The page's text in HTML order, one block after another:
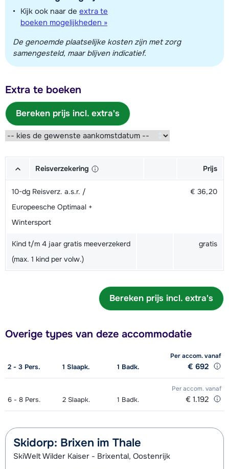
Kijk ook naar de extra te
boeken mogelijkheden »
De genoemde plaatselijke kosten zijn met zorg
samengesteld, maar blijven indicatief.
Extra te boeken
Bereken prijs incl. extra's
Reisverzekering Prijs
10-dg Reisverz. a.s.r. /
Europeesche Optimaal +
Wintersport
€ 36,20
Kind t/m 4 jaar gratis meeverzekerd
(max. 1 kind per volw.)
gratis
Bereken prijs incl. extra's
Overige types van deze accommodatie
Per accom.vanaf
2 - 3 Pers. 1 Slaapk. 1 Badk. € 692
Per accom. vanaf
6 - 8 Pers. 2 Slaapk. 1 Badk. € 1.192
Skidorp: Brixen im Thale
SkiWelt Wilder Kaiser - Brixental, Oostenrijk